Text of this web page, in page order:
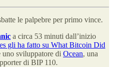
le palpebre per primo vince.
a circa 53 minuti dall’inizio
gli ha fatto su What Bitcoin Did
sviluppatore di Ocean, una
di BIP 110.